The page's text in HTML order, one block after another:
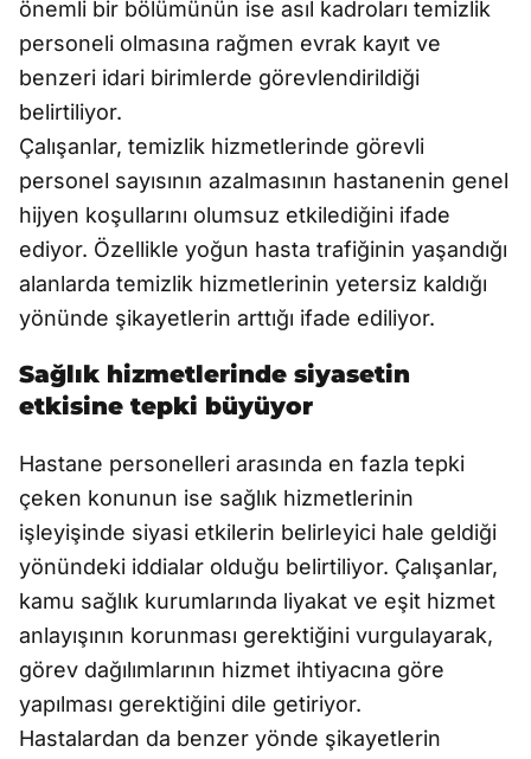
önemli bir bölümünün ise asıl kadroları temizlik
personeli olmasına rağmen evrak kayıt ve
benzeri idari birimlerde görevlendirildiği
belirtiliyor.
Çalışanlar, temizlik hizmetlerinde görevli
personel sayısının azalmasının hastanenin genel
hijyen koşullarını olumsuz etkilediğini ifade
ediyor. Özellikle yoğun hasta trafiğinin yaşandığı
alanlarda temizlik hizmetlerinin yetersiz kaldığı
yönünde şikayetlerin arttığı ifade ediliyor.
Sağlık hizmetlerinde siyasetin
etkisine tepki büyüyor
Hastane personelleri arasında en fazla tepki
çeken konunun ise sağlık hizmetlerinin
işleyişinde siyasi etkilerin belirleyici hale geldiği
yönündeki iddialar olduğu belirtiliyor. Çalışanlar,
kamu sağlık kurumlarında liyakat ve eşit hizmet
anlayışının korunması gerektiğini vurgulayarak,
görev dağılımlarının hizmet ihtiyacına göre
yapılması gerektiğini dile getiriyor.
Hastalardan da benzer yönde şikayetlerin